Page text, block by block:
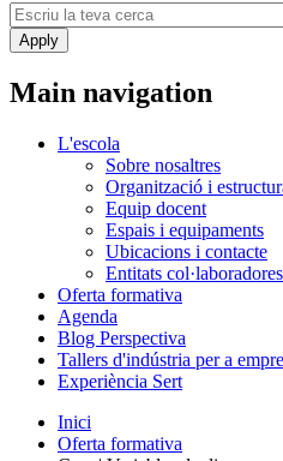
Main navigation
L'escola
Sobre nosaltres
Organització i
Equip docent
Espais i equipaments
Ubicacions i contacte
Entitats col·laboradores
Oferta formativa
Agenda
Blog Perspectiva
Tallers d'indústria per a
Experiència Sert
Inici
Oferta formativa